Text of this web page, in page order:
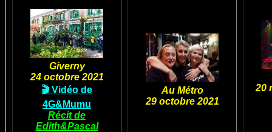
Giverny
24 octobre 2021
🎬 Vidéo de
4G&Mumu
Récit de
Edith&Pascal
Au Métro
29 octobre 2021
20